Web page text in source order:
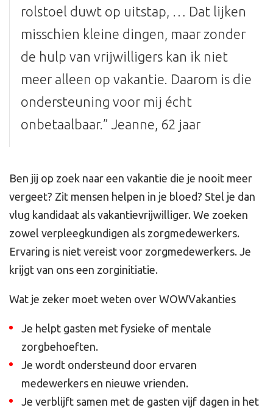
rolstoel duwt op uitstap, … Dat lijken
misschien kleine dingen, maar zonder
de hulp van vrijwilligers kan ik niet
meer alleen op vakantie. Daarom is die
ondersteuning voor mij écht
onbetaalbaar.” Jeanne, 62 jaar
Ben jij op zoek naar een vakantie die je nooit meer
vergeet? Zit mensen helpen in je bloed? Stel je dan
vlug kandidaat als vakantievrijwilliger. We zoeken
zowel verpleegkundigen als zorgmedewerkers.
Ervaring is niet vereist voor zorgmedewerkers. Je
krijgt van ons een zorginitiatie.
Wat je zeker moet weten over WOWVakanties
Je helpt gasten met fysieke of mentale
zorgbehoeften.
Je wordt ondersteund door ervaren
medewerkers en nieuwe vrienden.
Je verblijft samen met de gasten vijf dagen in het